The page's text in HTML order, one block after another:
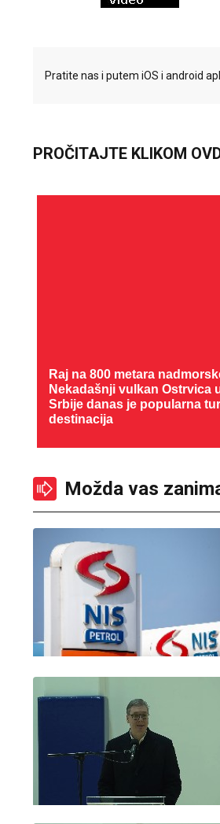
Pratite nas i putem iOS i android
PROČITAJTE KLIKOM
Raj na 800 metara
Nekadašnji vulkan Ostrvica
Srbije danas je popularna
destinacija
Možda vas